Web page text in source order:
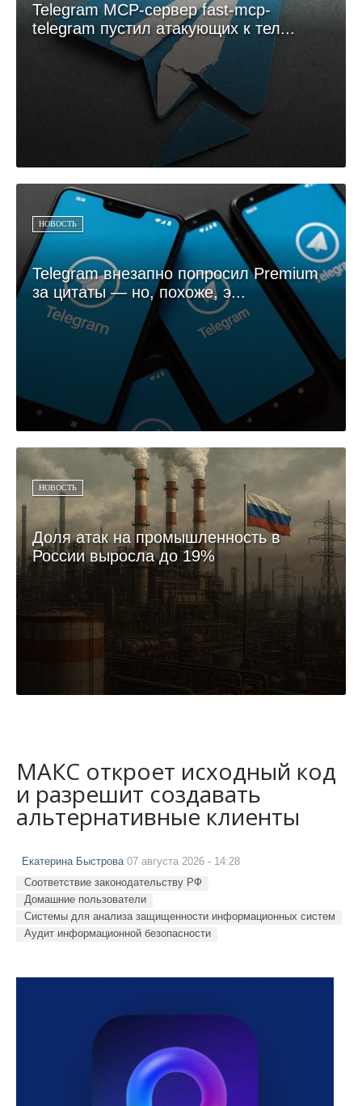
Telegram MCP-сервер fast-mcp-
telegram пустил атакующих к тел...
НОВОСТЬ
Telegram внезапно попросил Premium
за цитаты — но, похоже, э...
НОВОСТЬ
Доля атак на промышленность в
России выросла до 19%
МАКС откроет исходный код
и разрешит создавать
альтернативные клиенты
Екатерина Быстрова07 августа 2026 - 14:28
Соответствие законодательству РФ
Домашние пользователи
Системы для анализа защищенности информационных систем
Аудит информационной безопасности